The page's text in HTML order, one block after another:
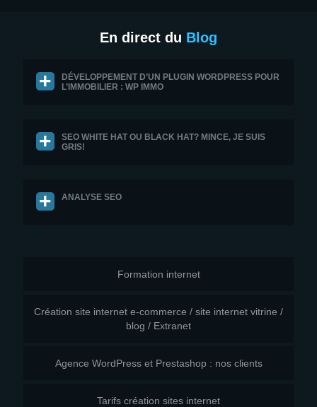
En direct du Blog
DÉVELOPPEMENT D’UN PLUGIN WORDPRESS POUR
L’IMMOBILIER : WP IMMO
SEO WHITE HAT OU BLACK HAT? MINCE, JE SUIS
GRIS!
ANALYSE SEO
Formation internet
Création site internet e-commerce / site internet vitrine /
blog / Extranet
Agence WordPress et Prestashop : nos clients
Tarifs création sites internet